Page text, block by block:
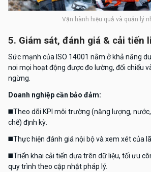
Vận hành hiệu quả và quản lý
5. Giám sát, đánh giá & cải tiến
Sức mạnh của ISO 14001 nằm ở khả năng
nơi mọi hoạt động được đo lường, đối chiếu
ngừng.
Doanh nghiệp cần bảo đảm:
◼️Theo dõi KPI môi trường (năng lượng,
chế) định kỳ.
◼️Thực hiện đánh giá nội bộ và xem xét của
◼️Triển khai cải tiến dựa trên dữ liệu, tối ưu
quy trình theo cập nhật pháp lý.